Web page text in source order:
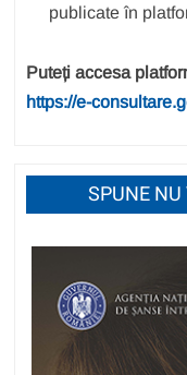
publicate în
Puteți accesa
https://e-
SPUNE